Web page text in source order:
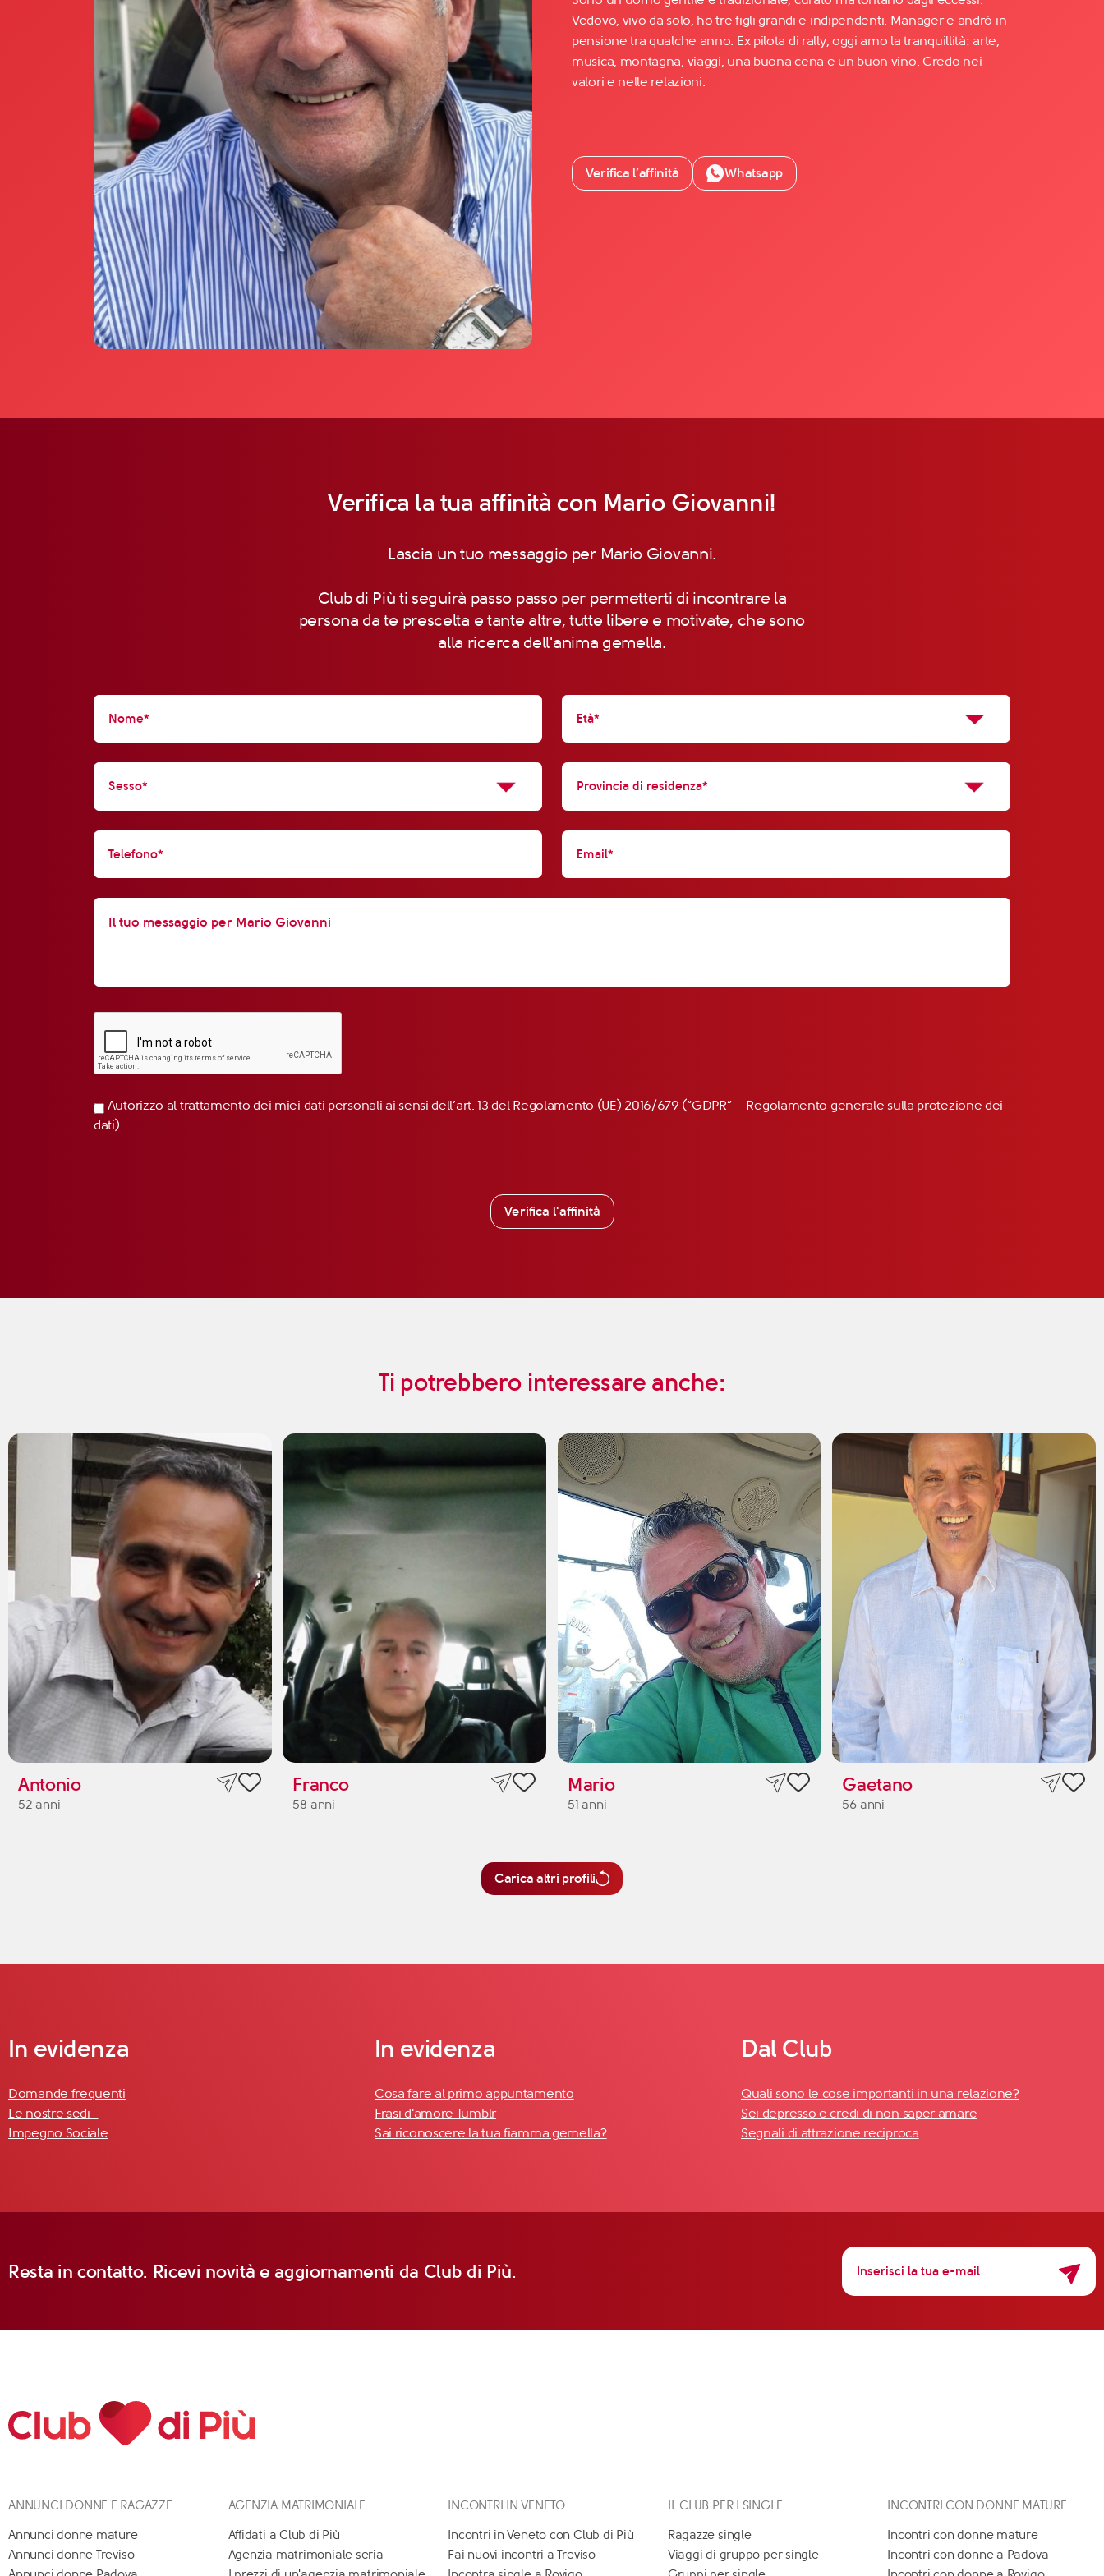
Facebook
YouTube
Vedovo, vivo da solo, ho tre figli grandi e indipendenti. Manager e andrò in
pensione tra qualche anno. Ex pilota di rally, oggi amo la tranquillità: arte,
musica, montagna, viaggi, una buona cena e un buon vino. Credo nei
valori e nelle relazioni.
Verifica l’affinità Whatsapp
Verifica la tua affinità con Mario Giovanni!
Lascia un tuo messaggio per Mario Giovanni.
Club di Più ti seguirà passo passo per permetterti di incontrare la
persona da te prescelta e tante altre, tutte libere e motivate, che sono
alla ricerca dell'anima gemella.
Autorizzo al trattamento dei miei dati personali ai sensi dell’art. 13 del Regolamento (UE) 2016/679 (“GDPR” – Regolamento generale sulla protezione dei
dati)
Verifica l'affinità
Ti potrebbero interessare anche:
Antonio
52 anni
Franco
58 anni
Mario
51 anni
Gaetano
56 anni
Carica altri profili
In evidenza
Domande frequenti
Le nostre sedi
Impegno Sociale
In evidenza
Cosa fare al primo appuntamento
Frasi d'amore Tumblr
Sai riconoscere la tua fiamma gemella?
Dal Club
Quali sono le cose importanti in una relazione?
Sei depresso e credi di non saper amare
Segnali di attrazione reciproca
Resta in contatto. Ricevi novità e aggiornamenti da Club di Più.
ANNUNCI DONNE E RAGAZZE
Annunci donne mature
Annunci donne Treviso
AGENZIA MATRIMONIALE
Affidati a Club di Più
Agenzia matrimoniale seria
INCONTRI IN VENETO
Incontri in Veneto con Club di Più
Fai nuovi incontri a Treviso
IL CLUB PER I SINGLE
Ragazze single
Viaggi di gruppo per single
INCONTRI CON DONNE MATURE
Incontri con donne mature
Incontri con donne a Padova